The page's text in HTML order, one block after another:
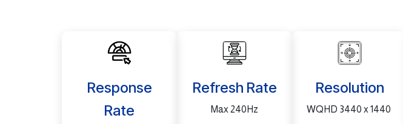
Resolution
Refresh Rate
Max 240Hz
Response
Rate